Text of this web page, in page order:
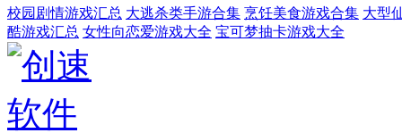
校园剧情游戏汇总 大逃杀类手游合集 烹饪美食游戏合集 大型
酷游戏汇总 女性向恋爱游戏大全 宝可梦抽卡游戏大全